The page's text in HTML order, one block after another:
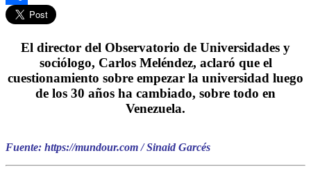
Compartir
El director del Observatorio de Universidades y
sociólogo, Carlos Meléndez, aclaró que el
cuestionamiento sobre empezar la universidad luego
de los 30 años ha cambiado, sobre todo en
Venezuela.
Fuente: https://mundour.com / Sinaid Garcés